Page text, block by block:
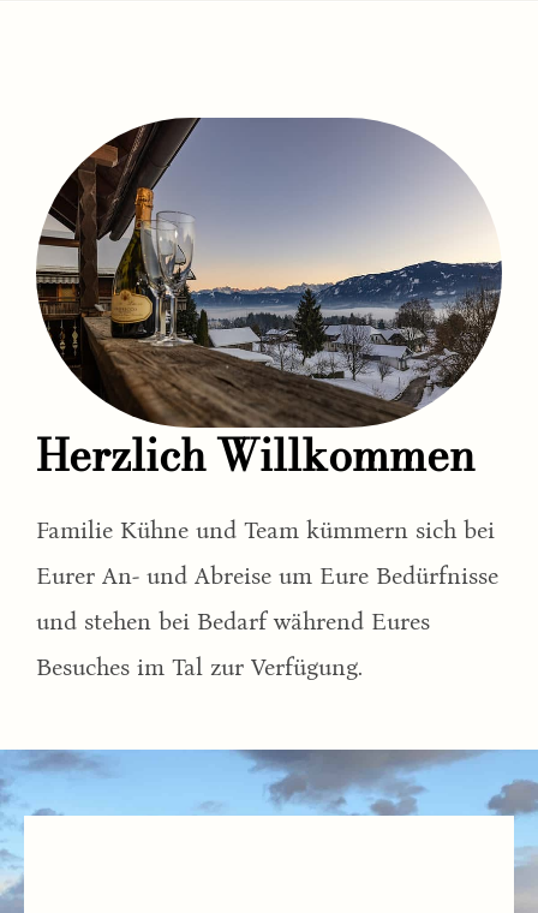
Herzlich Willkommen
Familie Kühne und Team kümmern sich bei
Eurer An- und Abreise um Eure Bedürfnisse
und stehen bei Bedarf während Eures
Besuches im Tal zur Verfügung.